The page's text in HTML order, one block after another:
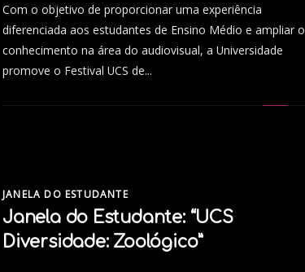
Com o objetivo de proporcionar uma experiência
diferenciada aos estudantes de Ensino Médio e ampliar o
conhecimento na área do audiovisual, a Universidade
promove o Festival UCS de...
JANELA DO ESTUDANTE
Janela do Estudante: “UCS
Diversidade: Zoológico”